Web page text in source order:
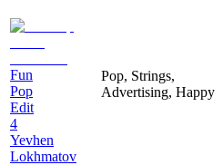
Fun
Pop
Edit
4
Yevhen
Lokhmatov
Pop, Strings,
Advertising, Happy